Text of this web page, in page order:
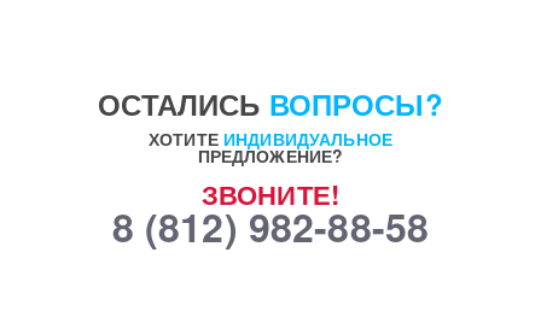
ортны
погрузка и
выгрузка, вынос
мусора
950 ₽/час
Макси
Демонтаж/
монтаж, сборка/
разборка,
ОСТАЛИСЬ ВОПРОСЫ?
ХОТИТЕ ИНДИВИДУАЛЬНОЕ
ПРЕДЛОЖЕНИЕ?
ЗВОНИТЕ!
8 (812) 982-88-58